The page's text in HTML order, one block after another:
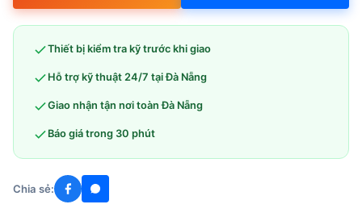
Thiết bị kiểm tra kỹ trước khi giao
Hỗ trợ kỹ thuật 24/7 tại Đà Nẵng
Giao nhận tận nơi toàn Đà Nẵng
Báo giá trong 30 phút
Chia sẻ: